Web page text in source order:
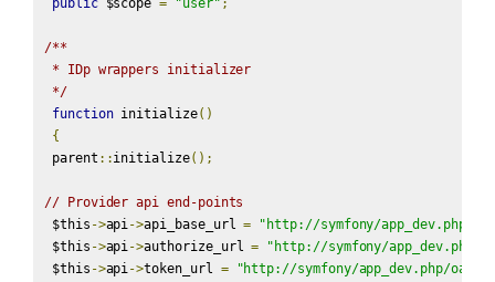
public $scope = "user" ;
/**
* IDp wrappers initializer
*/
function initialize()
{
parent ::initialize();
// Provider api end-points
$this ->api->api_base_url =
"http://symfony/app_dev.php/
$this ->api->authorize_url =
"http://symfony/app_dev.php/
$this ->api->token_url = "http://symfony/app_dev.php/